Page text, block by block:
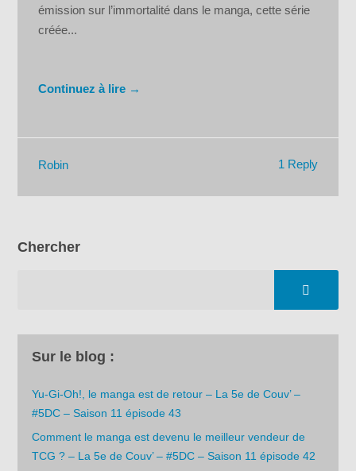
émission sur l’immortalité dans le manga, cette série
créée...
Continuez à lire →
1 Reply
Robin
Chercher
Sur le blog :
Yu-Gi-Oh!, le manga est de retour – La 5e de Couv’ –
#5DC – Saison 11 épisode 43
Comment le manga est devenu le meilleur vendeur de
TCG ? – La 5e de Couv’ – #5DC – Saison 11 épisode 42